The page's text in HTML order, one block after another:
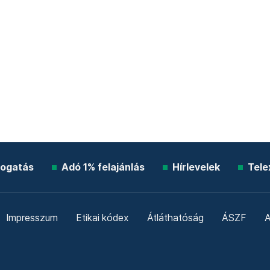
Adó 1% felajánlás Hírlevelek
Impresszum Etikai kódex Átláthatóság ÁSZF